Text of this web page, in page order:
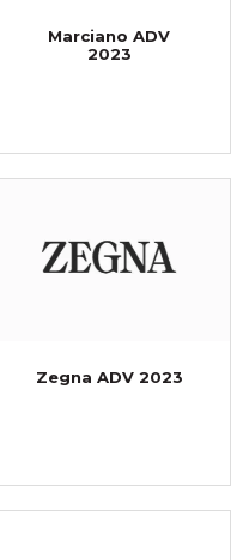
Marciano ADV
2023
Zegna ADV 2023